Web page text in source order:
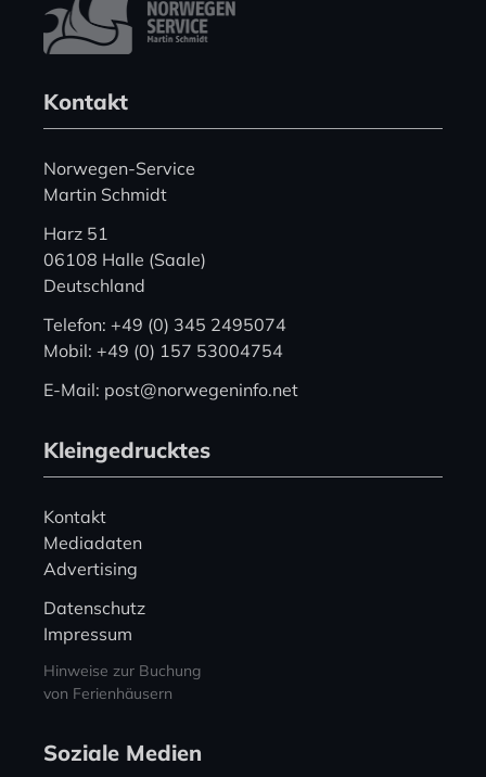
Kontakt
Norwegen-Service
Martin Schmidt
Harz 51
06108 Halle (Saale)
Deutschland
Telefon: +49 (0) 345 2495074
Mobil: +49 (0) 157 53004754
E-Mail: post@norwegeninfo.net
Kleingedrucktes
Kontakt
Mediadaten
Advertising
Datenschutz
Impressum
Hinweise zur Buchung
von Ferienhäusern
Soziale Medien